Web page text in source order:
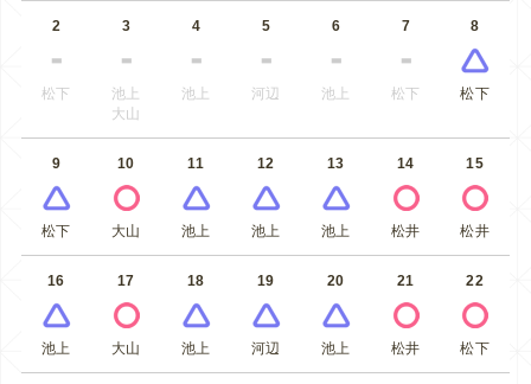
2
松下
3
池上
大山
4
池上
5
河辺
6
池上
7
松下
8
松下
9
松下
10
大山
11
池上
12
池上
13
池上
14
松井
15
松井
16
池上
17
大山
18
池上
19
河辺
20
池上
21
松井
22
松下